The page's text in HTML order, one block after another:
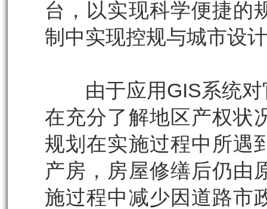
台，以实现科学便捷的
制中实现控规与城市设
由于应用GIS系统对
在充分了解地区产权状
规划在实施过程中所遇
产房，房屋修缮后仍由
施过程中减少因道路市